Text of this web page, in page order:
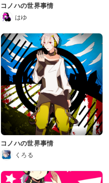
コノハの世界事情
はゆ
コノハの世界事情
くろる